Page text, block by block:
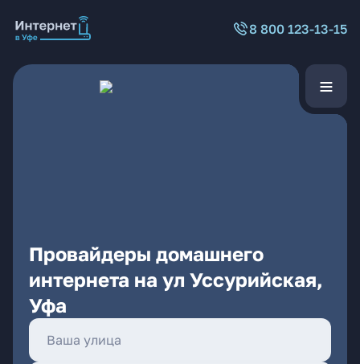
8 800 123-13-15
Провайдеры домашнего
интернета на ул Уссурийская,
Уфа